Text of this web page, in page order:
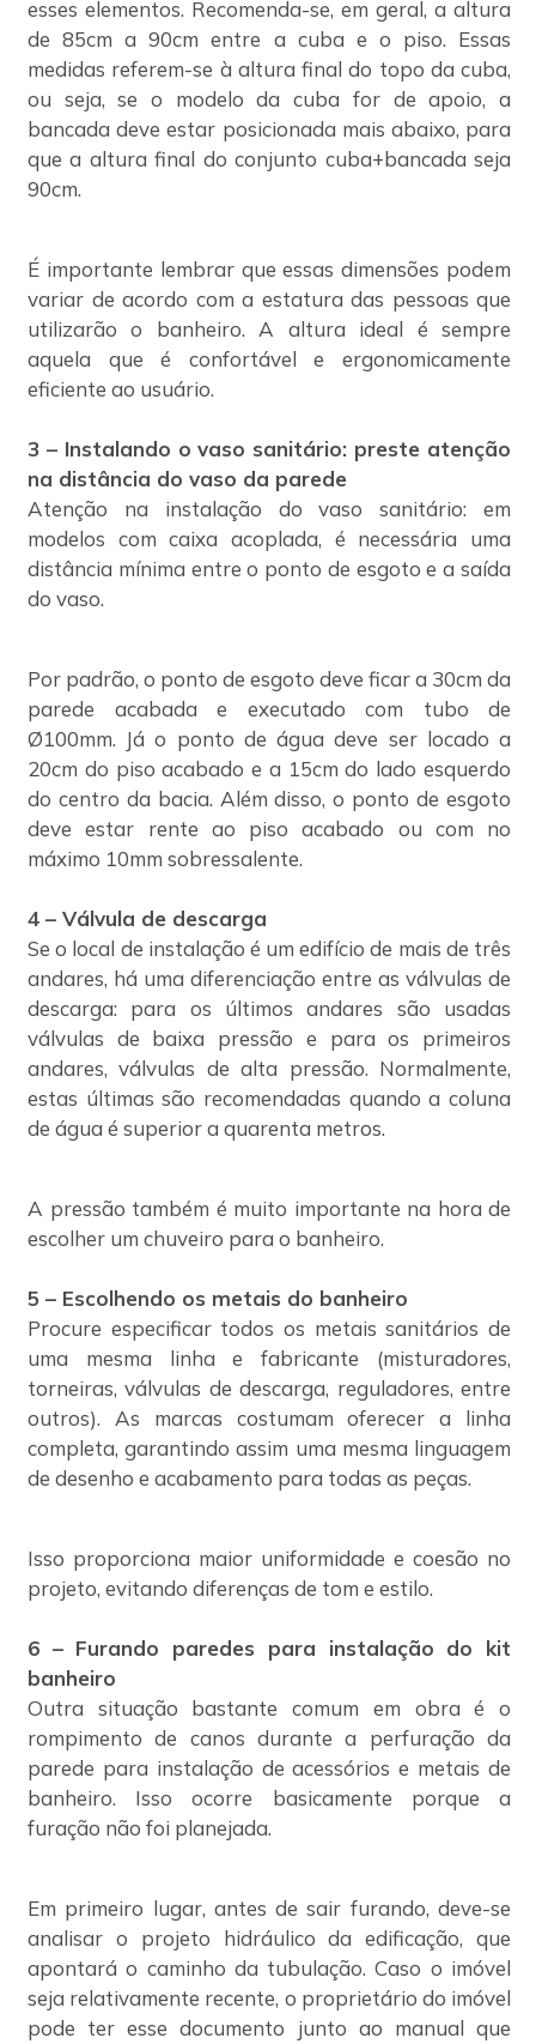
esses elementos. Recomenda-se, em geral, a altura
de 85cm a 90cm entre a cuba e o piso. Essas
medidas referem-se à altura final do topo da cuba,
ou seja, se o modelo da cuba for de apoio, a
bancada deve estar posicionada mais abaixo, para
que a altura final do conjunto cuba+bancada seja
90cm.
É importante lembrar que essas dimensões podem
variar de acordo com a estatura das pessoas que
utilizarão o banheiro. A altura ideal é sempre
aquela que é confortável e ergonomicamente
eficiente ao usuário.
3 – Instalando o vaso sanitário: preste atenção
na distância do vaso da parede
Atenção na instalação do vaso sanitário: em
modelos com caixa acoplada, é necessária uma
distância mínima entre o ponto de esgoto e a saída
do vaso.
Por padrão, o ponto de esgoto deve ficar a 30cm da
parede acabada e executado com tubo de
Ø100mm. Já o ponto de água deve ser locado a
20cm do piso acabado e a 15cm do lado esquerdo
do centro da bacia. Além disso, o ponto de esgoto
deve estar rente ao piso acabado ou com no
máximo 10mm sobressalente.
4 – Válvula de descarga
Se o local de instalação é um edifício de mais de três
andares, há uma diferenciação entre as válvulas de
descarga: para os últimos andares são usadas
válvulas de baixa pressão e para os primeiros
andares, válvulas de alta pressão. Normalmente,
estas últimas são recomendadas quando a coluna
de água é superior a quarenta metros.
A pressão também é muito importante na hora de
escolher um chuveiro para o banheiro.
5 – Escolhendo os metais do banheiro
Procure especificar todos os metais sanitários de
uma mesma linha e fabricante (misturadores,
torneiras, válvulas de descarga, reguladores, entre
outros). As marcas costumam oferecer a linha
completa, garantindo assim uma mesma linguagem
de desenho e acabamento para todas as peças.
Isso proporciona maior uniformidade e coesão no
projeto, evitando diferenças de tom e estilo.
6 – Furando paredes para instalação do kit
banheiro
Outra situação bastante comum em obra é o
rompimento de canos durante a perfuração da
parede para instalação de acessórios e metais de
banheiro. Isso ocorre basicamente porque a
furação não foi planejada.
Em primeiro lugar, antes de sair furando, deve-se
analisar o projeto hidráulico da edificação, que
apontará o caminho da tubulação. Caso o imóvel
seja relativamente recente, o proprietário do imóvel
pode ter esse documento junto ao manual que